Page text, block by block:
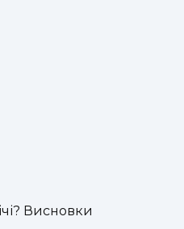
Висновки